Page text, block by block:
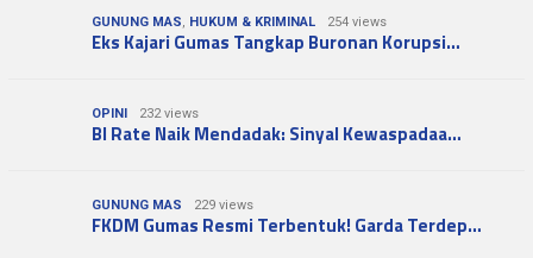
GUNUNG MAS HUKUM & KRIMINAL 254 views
Eks Kajari Gumas Tangkap Buronan Korupsi…
OPINI 232 views
BI Rate Naik Mendadak: Sinyal Kewaspadaa…
GUNUNG MAS 229 views
FKDM Gumas Resmi Terbentuk! Garda Terdep…